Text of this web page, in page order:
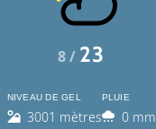
8 / 23
NIVEAU DE GEL
3001 mètres
PLUIE
0 mm